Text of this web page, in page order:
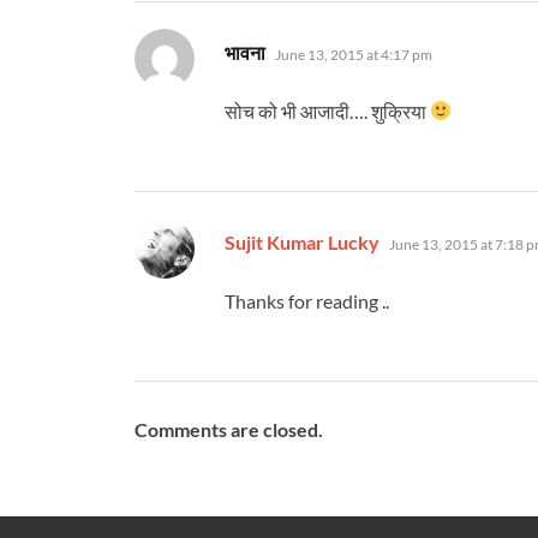
भावना says:
June 13, 2015 at 4:17 pm
सोच को भी आजादी…. शुक्रिया
Sujit Kumar Lucky says:
June 13, 2015 at 7:18
Thanks for reading ..
Comments are closed.